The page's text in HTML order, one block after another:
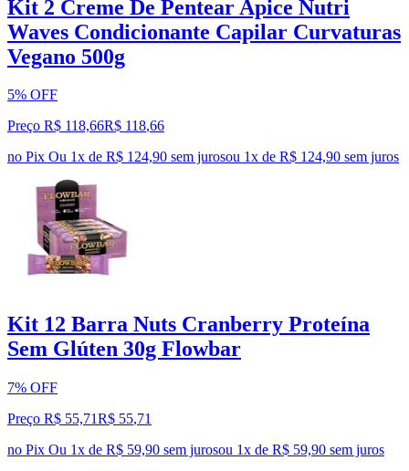
Kit 2 Creme De Pentear Apice Nutri
Waves Condicionante Capilar Curvaturas
Vegano 500g
5% OFF
Preço R$ 118,66R$ 118,66
no Pix Ou 1x de R$ 124,90 sem jurosou 1x de R$ 124,90 sem juros
Kit 12 Barra Nuts Cranberry Proteína
Sem Glúten 30g Flowbar
7% OFF
Preço R$ 55,71R$ 55,71
no Pix Ou 1x de R$ 59,90 sem jurosou 1x de R$ 59,90 sem juros